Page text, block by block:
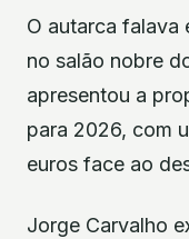
O autarca falava
no salão nobre
apresentou a
para 2026, com
euros face ao
Jorge Carvalho